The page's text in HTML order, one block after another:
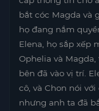
bắt cóc Magda và
họ đang nắm
Elena, họ sắp xếp
Ophelia và
bên đã vào vị trí.
cô, và Chon nói với
nhưng anh ta đã